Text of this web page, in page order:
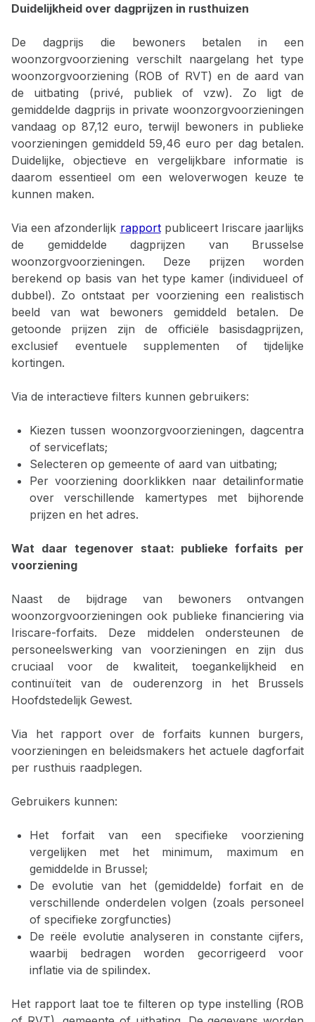
Duidelijkheid over dagprijzen in rusthuizen
De dagprijs die bewoners betalen in een
woonzorgvoorziening verschilt naargelang het type
woonzorgvoorziening (ROB of RVT) en de aard van
de uitbating (privé, publiek of vzw). Zo ligt de
gemiddelde dagprijs in private woonzorgvoorzieningen
vandaag op 87,12 euro, terwijl bewoners in publieke
voorzieningen gemiddeld 59,46 euro per dag betalen.
Duidelijke, objectieve en vergelijkbare informatie is
daarom essentieel om een weloverwogen keuze te
kunnen maken.
Via een afzonderlijk rapportpubliceert Iriscare jaarlijks
de gemiddelde dagprijzen van Brusselse
woonzorgvoorzieningen. Deze prijzen worden
berekend op basis van het type kamer (individueel of
dubbel). Zo ontstaat per voorziening een realistisch
beeld van wat bewoners gemiddeld betalen. De
getoonde prijzen zijn de officiële basisdagprijzen,
exclusief eventuele supplementen of tijdelijke
kortingen.
Via de interactieve filters kunnen gebruikers:
Kiezen tussen woonzorgvoorzieningen, dagcentra
of serviceflats;
Selecteren op gemeente of aard van uitbating;
Per voorziening doorklikken naar detailinformatie
over verschillende kamertypes met bijhorende
prijzen en het adres.
Wat daar tegenover staat: publieke forfaits per
voorziening
Naast de bijdrage van bewoners ontvangen
woonzorgvoorzieningen ook publieke financiering via
Iriscare-forfaits. Deze middelen ondersteunen de
personeelswerking van voorzieningen en zijn dus
cruciaal voor de kwaliteit, toegankelijkheid en
continuïteit van de ouderenzorg in het Brussels
Hoofdstedelijk Gewest.
Via het rapport over de forfaits kunnen burgers,
voorzieningen en beleidsmakers het actuele dagforfait
per rusthuis raadplegen.
Gebruikers kunnen:
Het forfait van een specifieke voorziening
vergelijken met het minimum, maximum en
gemiddelde in Brussel;
De evolutie van het (gemiddelde) forfait en de
verschillende onderdelen volgen (zoals personeel
of specifieke zorgfuncties)
De reële evolutie analyseren in constante cijfers,
waarbij bedragen worden gecorrigeerd voor
inflatie via de spilindex.
Het rapport laat toe te filteren op type instelling (ROB